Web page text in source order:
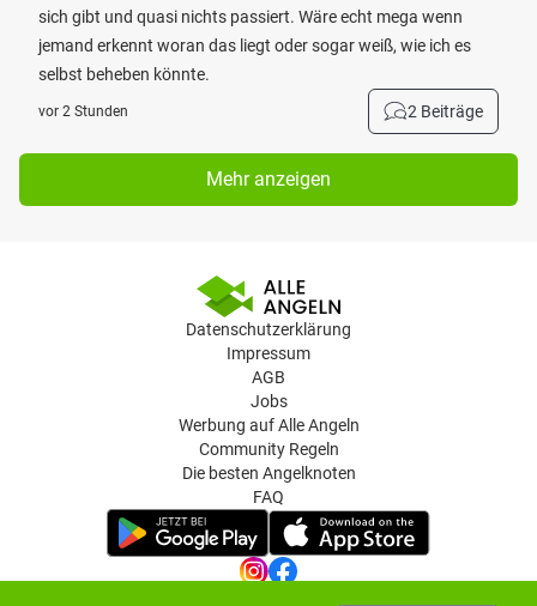
sich gibt und quasi nichts passiert. Wäre echt mega wenn
jemand erkennt woran das liegt oder sogar weiß, wie ich es
selbst beheben könnte.
vor 2 Stunden 2 Beiträge
Mehr anzeigen
Datenschutzerklärung
Impressum
AGB
Jobs
Werbung auf Alle Angeln
Community Regeln
Die besten Angelknoten
FAQ